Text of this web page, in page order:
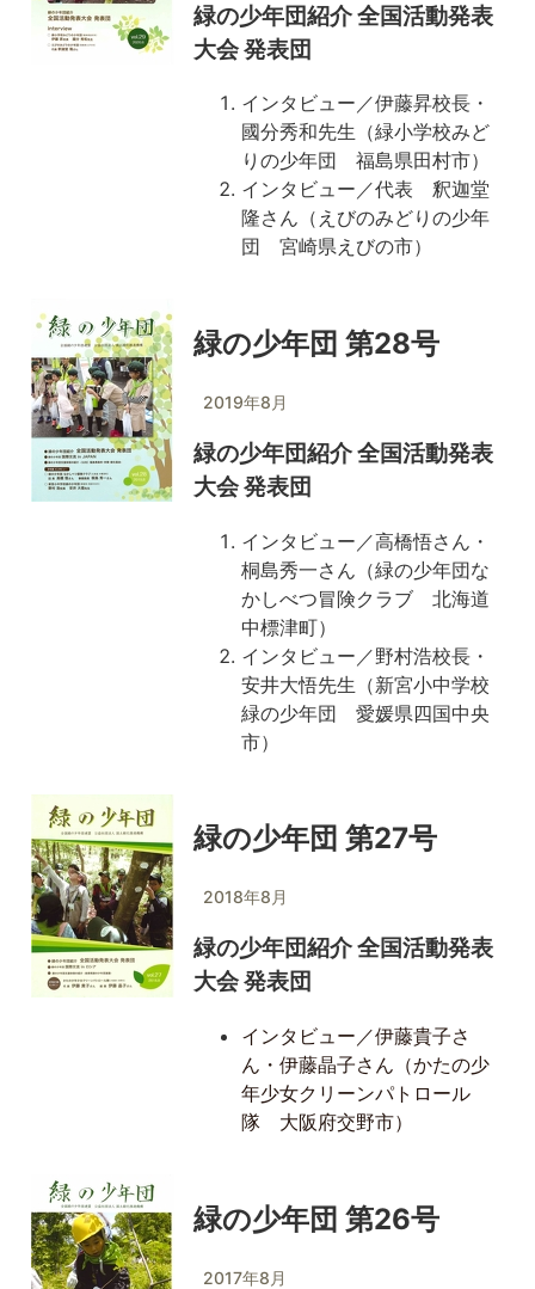
緑の少年団紹介 全国活動発表
大会 発表団
インタビュー／伊藤昇校長・
國分秀和先生（緑小学校みど
りの少年団 福島県田村市）
インタビュー／代表 釈迦堂
隆さん（えびのみどりの少年
団 宮崎県えびの市）
緑の少年団 第28号
2019年8月
緑の少年団紹介 全国活動発表
大会 発表団
インタビュー／高橋悟さん・
桐島秀一さん（緑の少年団な
かしべつ冒険クラブ 北海道
中標津町）
インタビュー／野村浩校長・
安井大悟先生（新宮小中学校
緑の少年団 愛媛県四国中央
市）
緑の少年団 第27号
2018年8月
緑の少年団紹介 全国活動発表
大会 発表団
インタビュー／伊藤貴子さ
ん・伊藤晶子さん（かたの少
年少女クリーンパトロール
隊 大阪府交野市）
緑の少年団 第26号
2017年8月